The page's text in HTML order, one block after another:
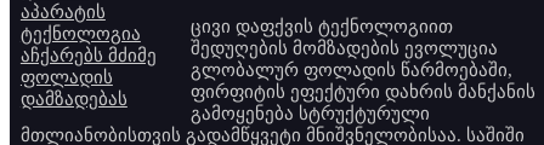
ცივი დაფქვის ტექნოლოგიით
შედუღების მომზადების ევოლუცია
გლობალურ ფოლადის წარმოებაში,
ფირფიტის ეფექტური დახრის მანქანის
გამოყენება სტრუქტურული
მთლიანობისთვის გადამწყვეტი მნიშვნელობისაა. საშიში